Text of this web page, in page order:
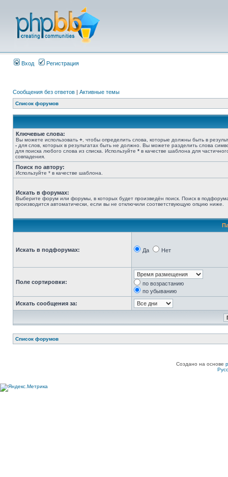
Вход Регистрация
Сообщения без ответов | Активные темы
Список форумов
Ключевые слова:
Вы можете использовать + , чтобы определить слова, которые должны быть в
- для слов, которых в результатах быть не должно. Вы можете разделить слова
для поиска любого слова из списка. Используйте * в качестве шаблона для
совпадения.
Поиск по автору:
Используйте * в качестве шаблона.
Искать в форумах:
Выберите форум или форумы, в которых будет произведён поиск. Поиск в
производится автоматически, если вы не отключили соответствующую опцию ниже.
Искать в подфорумах: Да Нет
Поле сортировки:
по возрастанию
по убыванию
Искать сообщения за:
Список форумов
Создано на основе